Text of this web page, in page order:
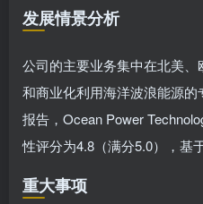
发展情景分析
公司的主要业务集中在北美
和商业化利用海洋波浪能源
报告，Ocean Power
性评分为4.8（满分5.0），基
重大事项